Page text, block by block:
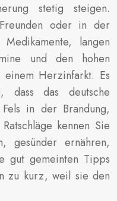
stetig steigen.
oder in der
langen
und den hohen
einem Herzinfarkt. Es
dass das deutsche
in der Brandung,
kennen Sie
gesünder ernähren,
gut gemeinten Tipps
zu kurz, weil sie den